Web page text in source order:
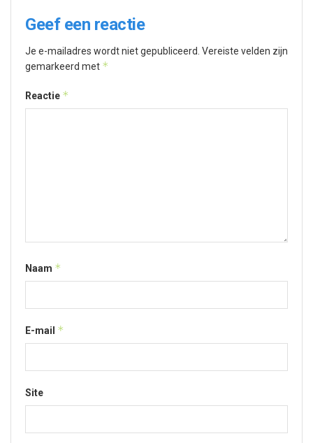
Geef een reactie
Je e-mailadres wordt niet gepubliceerd. Vereiste velden zijn
gemarkeerd met *
Reactie *
Naam *
E-mail *
Site